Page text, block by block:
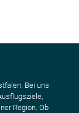
Bei uns
Region. Ob